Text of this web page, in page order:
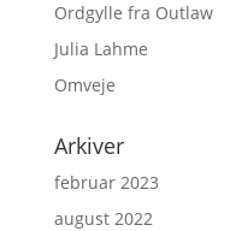
Ordgylle fra Outlaw
Julia Lahme
Omveje
Arkiver
februar 2023
august 2022